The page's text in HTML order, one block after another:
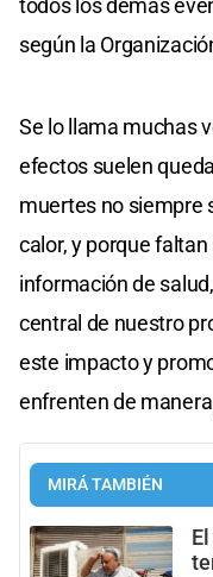
todos los demás
según la
Se lo llama muchas
efectos suelen
muertes no siempre
calor, y porque
información de
central de nuestro
este impacto y
enfrenten de
MIRÁ TAMBIÉN